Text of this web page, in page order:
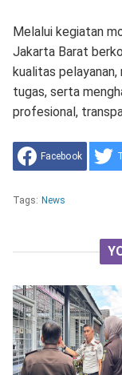
Melalui kegiatan
Jakarta Barat
kualitas
tugas, serta
profesional,
Facebook
Tags: News